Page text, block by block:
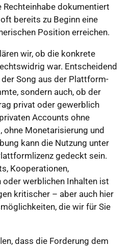
Rechteinhabe dokumentiert
bereits zu Beginn eine
Position erreichen.
wir, ob die konkrete
war. Entscheidend
Song aus der Plattform-
sondern auch, ob der
privat oder gewerblich
Accounts ohne
ohne Monetarisierung und
kann die Nutzung unter
gedeckt sein.
Kooperationen,
werblichen Inhalten ist
kritischer – aber auch hier
die wir für Sie
dass die Forderung dem